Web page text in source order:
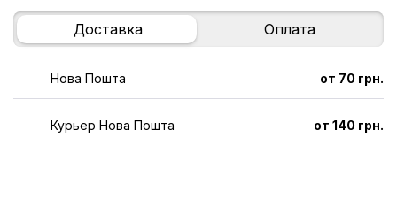
Доставка Оплата
Нова Пошта от 70 грн.
Курьер Нова Пошта от 140 грн.